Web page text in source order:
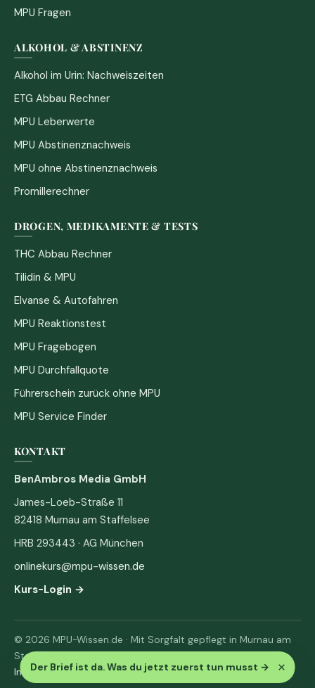
Der Brief ist da. Was du jetzt zuerst tun musst → ×
MPU Fragen
ALKOHOL & ABSTINENZ
Alkohol im Urin: Nachweiszeiten
ETG Abbau Rechner
MPU Leberwerte
MPU Abstinenznachweis
MPU ohne Abstinenznachweis
Promillerechner
DROGEN, MEDIKAMENTE & TESTS
THC Abbau Rechner
Tilidin & MPU
Elvanse & Autofahren
MPU Reaktionstest
MPU Fragebogen
MPU Durchfallquote
Führerschein zurück ohne MPU
MPU Service Finder
KONTAKT
BenAmbros Media GmbH
James-Loeb-Straße 11
82418 Murnau am Staffelsee
HRB 293443 · AG München
onlinekurs@mpu-wissen.de
Kurs-Login →
© 2026 MPU-Wissen.de · Mit Sorgfalt gepflegt in Murnau am
Staffelsee
Impressum· Datenschutz & AGB